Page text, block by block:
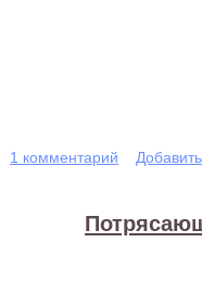
1 комментарий